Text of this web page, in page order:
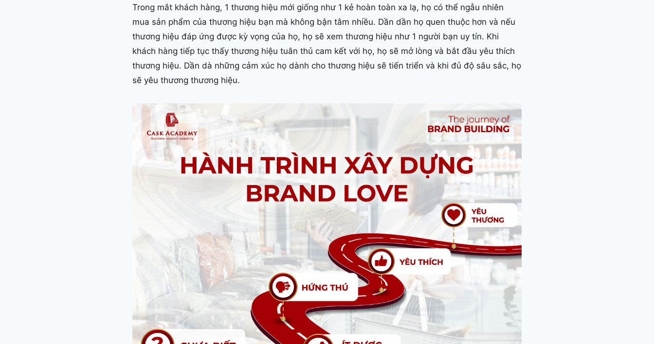
Trong mắt khách hàng, 1 thương hiệu mới giống như 1 kẻ hoàn toàn xa lạ, họ có thể ngẫu nhiên
mua sản phẩm của thương hiệu bạn mà không bận tâm nhiều. Dần dần họ quen thuộc hơn và nếu
thương hiệu đáp ứng được kỳ vọng của họ, họ sẽ xem thương hiệu như 1 người bạn uy tín. Khi
khách hàng tiếp tục thấy thương hiệu tuân thủ cam kết với họ, họ sẽ mở lòng và bắt đầu yêu thích
thương hiệu. Dần dà những cảm xúc họ dành cho thương hiệu sẽ tiến triển và khi đủ độ sâu sắc, họ
sẽ yêu thương thương hiệu.